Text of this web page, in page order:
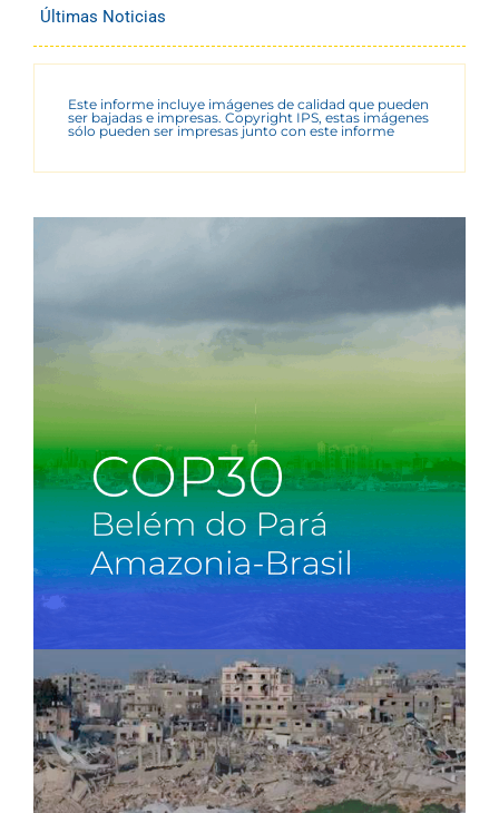
Últimas Noticias
Este informe incluye imágenes de calidad que pueden
ser bajadas e impresas. Copyright IPS, estas imágenes
sólo pueden ser impresas junto con este informe